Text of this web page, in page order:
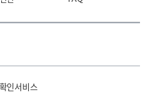
인서비스